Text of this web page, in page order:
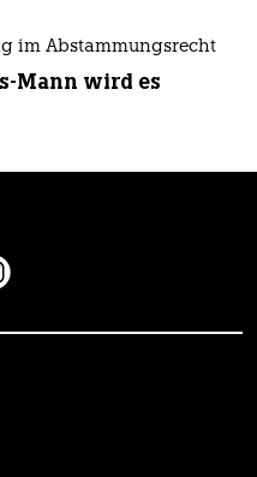
im Abstammungsrecht
Mann wird es